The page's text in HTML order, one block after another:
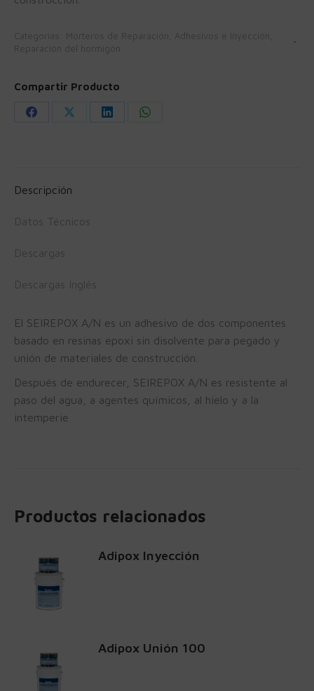
Categorías: Morteros de Reparación, Adhesivos e Inyección
Reparación del hormigón
Compartir Producto
Share
Share
Share
Descripción
Datos Técnicos
Descargas
Descargas Inglés
El SEIREPOX A/N es un adhesivo de dos componentes
basado en resinas epoxi sin disolvente para pegado y
unión de materiales de construcción.
Después de endurecer, SEIREPOX A/N es resistente al
paso del agua, a agentes químicos, al hielo y a la
intemperie
Productos relacionados
Adipox Inyección
Adipox Unión 100